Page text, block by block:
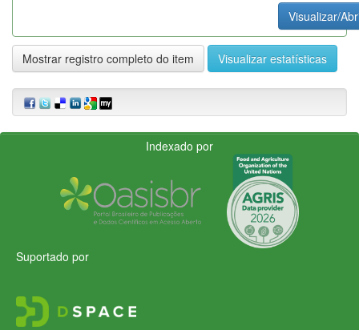
Visualizar/
Mostrar registro completo do item Visualizar estatísticas
Indexado por
Suportado por